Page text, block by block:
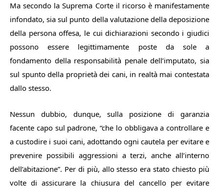
Ma secondo la Suprema Corte il ricorso è manifestamente
infondato, sia sul punto della valutazione della deposizione
della persona offesa, le cui dichiarazioni secondo i giudici
possono essere legittimamente poste da sole a
fondamento della responsabilità penale dell’imputato, sia
sul spunto della proprietà dei cani, in realtà mai contestata
dallo stesso.
Nessun dubbio, dunque, sulla posizione di garanzia
facente capo sul padrone, “che lo obbligava a controllare e
a custodire i suoi cani, adottando ogni cautela per evitare e
prevenire possibili aggressioni a terzi, anche all’interno
dell’abitazione”. Per di più, allo stesso era stato chiesto più
volte di assicurare la chiusura del cancello per evitare